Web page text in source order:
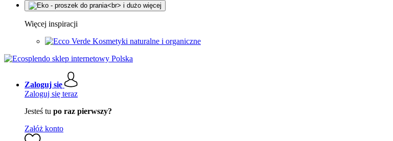
Więcej inspiracji
Kosmetyki naturalne i organiczne
Zaloguj się
Zaloguj się teraz
Jesteś tu po raz pierwszy?
Załóż konto